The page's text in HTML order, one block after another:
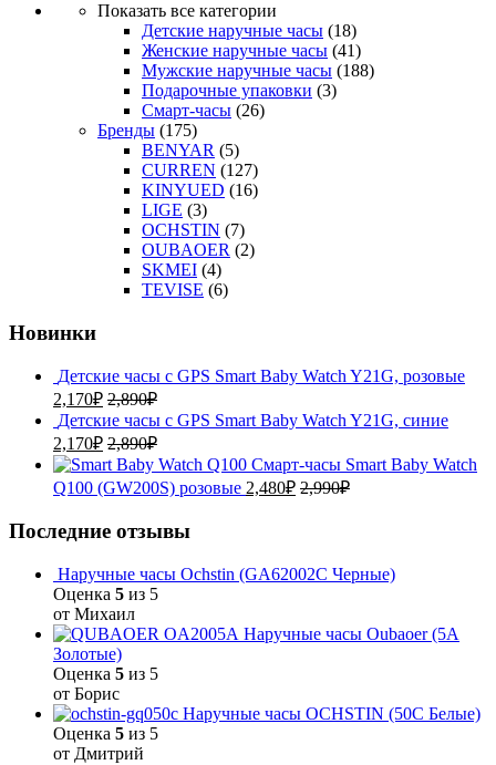
Показать все категории
Детские наручные часы (18)
Женские наручные часы (41)
Мужские наручные часы (188)
Подарочные упаковки (3)
Смарт-часы (26)
Бренды (175)
BENYAR (5)
CURREN (127)
KINYUED (16)
LIGE (3)
OCHSTIN (7)
OUBAOER (2)
SKMEI (4)
TEVISE (6)
Новинки
Детские часы с GPS Smart Baby Watch Y21G, розовые
2,170₽ 2,890₽
Детские часы с GPS Smart Baby Watch Y21G, синие
2,170₽ 2,890₽
Смарт-часы Smart Baby Watch
Q100 (GW200S) розовые 2,480₽ 2,990₽
Последние отзывы
Наручные часы Ochstin (GA62002C Черные)
Оценка 5 из 5
от Михаил
Наручные часы Oubaoer (5A
Золотые)
Оценка 5 из 5
от Борис
Наручные часы OCHSTIN (50C Белые)
Оценка 5 из 5
от Дмитрий